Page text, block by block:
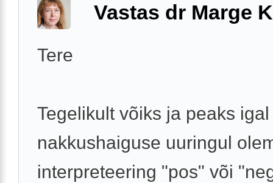
Vastas dr Marge
Tere
Tegelikult võiks ja peaks igal
nakkushaiguse uuringul
interpreteering "pos" või